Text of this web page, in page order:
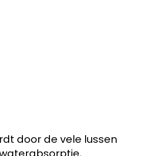
door de vele lussen